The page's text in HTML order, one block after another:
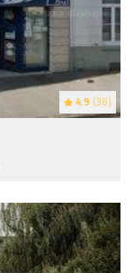
4.9 (36)